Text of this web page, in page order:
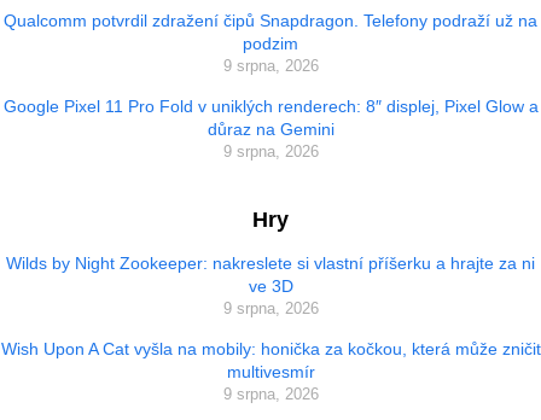
Qualcomm potvrdil zdražení čipů Snapdragon. Telefony podraží už na
podzim
9 srpna, 2026
Google Pixel 11 Pro Fold v uniklých renderech: 8″ displej, Pixel Glow a
důraz na Gemini
9 srpna, 2026
Hry
Wilds by Night Zookeeper: nakreslete si vlastní příšerku a hrajte za ni
ve 3D
9 srpna, 2026
Wish Upon A Cat vyšla na mobily: honička za kočkou, která může zničit
multivesmír
9 srpna, 2026